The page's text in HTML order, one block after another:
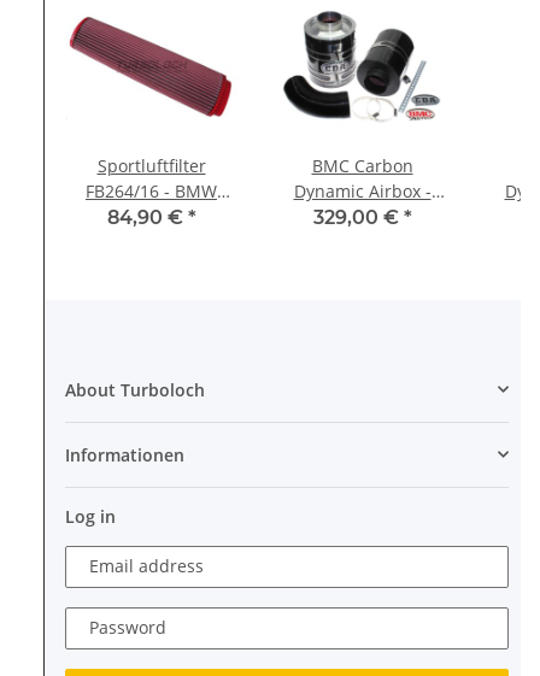
Sportluftfilter
FB264/16 - BMW
325d 330d 3er 5er
84,90 € *
BMC Carbon
Dynamic Airbox -
ACCDASP-14T - A3 S3
329,00 € *
About Turboloch
Informationen
Log in
Email address
Password